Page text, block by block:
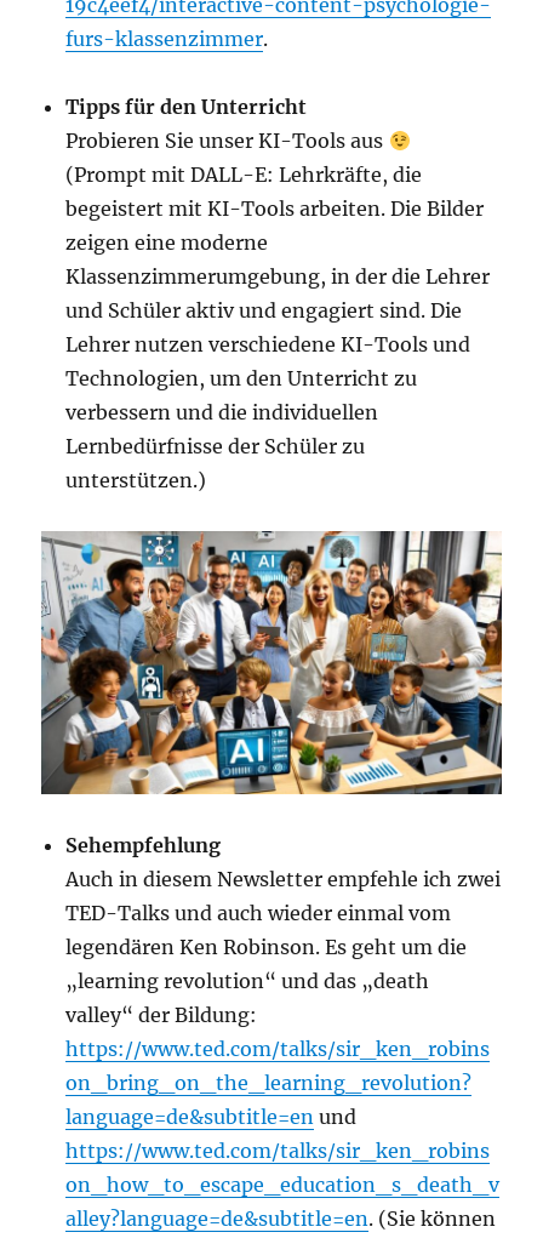
19c4eef4/interactive-content-psychologie-
furs-klassenzimmer.
Tipps für den Unterricht
Probieren Sie unser KI-Tools aus
(Prompt mit DALL-E: Lehrkräfte, die
begeistert mit KI-Tools arbeiten. Die Bilder
zeigen eine moderne
Klassenzimmerumgebung, in der die Lehrer
und Schüler aktiv und engagiert sind. Die
Lehrer nutzen verschiedene KI-Tools und
Technologien, um den Unterricht zu
verbessern und die individuellen
Lernbedürfnisse der Schüler zu
unterstützen.)
Sehempfehlung
Auch in diesem Newsletter empfehle ich zwei
TED-Talks und auch wieder einmal vom
legendären Ken Robinson. Es geht um die
„learning revolution“ und das „death
valley“ der Bildung:
https://www.ted.com/talks/sir_ken_robins
on_bring_on_the_learning_revolution?
language=de&subtitle=en und
https://www.ted.com/talks/sir_ken_robins
on_how_to_escape_education_s_death_v
alley?language=de&subtitle=en. (Sie können